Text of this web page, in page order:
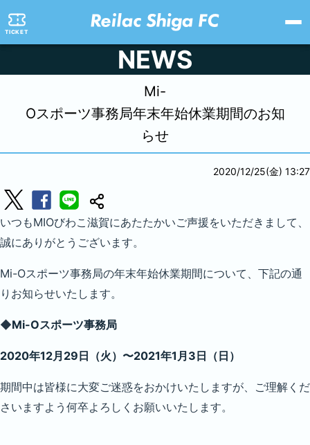
TICKET
NEWS
Mi-
Oスポーツ事務局年末年始休業期間のお知
らせ
2020/12/25(金) 13:27
いつもMIOびわこ滋賀にあたたかいご声援をいただきまして、
誠にありがとうございます。
Mi-Oスポーツ事務局の年末年始休業期間について、下記の通
りお知らせいたします。
◆Mi-Oスポーツ事務局
2020年12月29日（火）〜2021年1月3日（日）
期間中は皆様に大変ご迷惑をおかけいたしますが、ご理解くだ
さいますよう何卒よろしくお願いいたします。